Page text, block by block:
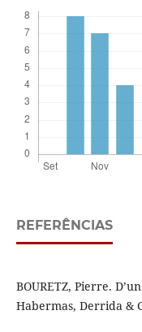
REFERÊNCIAS
BOURETZ, Pierre.
Habermas, Derrida &